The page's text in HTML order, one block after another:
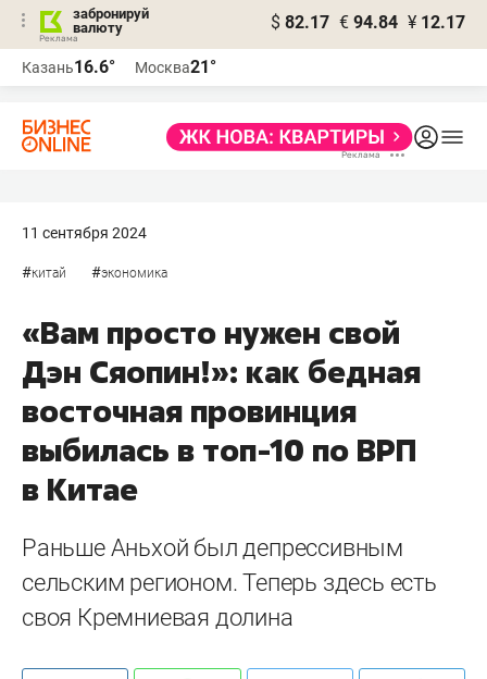
забронируй
валюту
$ 82.17 € 94.84 ¥ 12.17
Казань16.6° Москва21°
11 сентября 2024
#китай #экономика
«Вам просто нужен свой
Дэн Сяопин!»: как бедная
восточная провинция
выбилась в топ-10 по ВРП
в Китае
Раньше Аньхой был депрессивным
сельским регионом. Теперь здесь есть
своя Кремниевая долина